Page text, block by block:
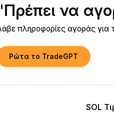
να
πληροφορίες αγοράς για
Ρώτα το TradeGPT
SOL